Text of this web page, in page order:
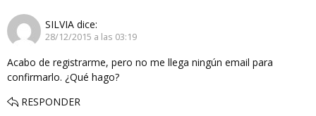
SILVIA dice:
28/12/2015 a las 03:19
Acabo de registrarme, pero no me llega ningún email para
confirmarlo. ¿Qué hago?
RESPONDER